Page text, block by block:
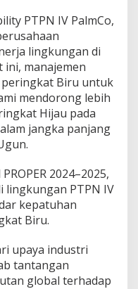
PTPN IV PalmCo,
lingkungan di
ini, manajemen
Biru untuk
mendorong lebih
Hijau pada
jangka panjang
2024–2025,
lingkungan PTPN IV
kepatuhan
Biru.
upaya industri
tantangan
global terhadap